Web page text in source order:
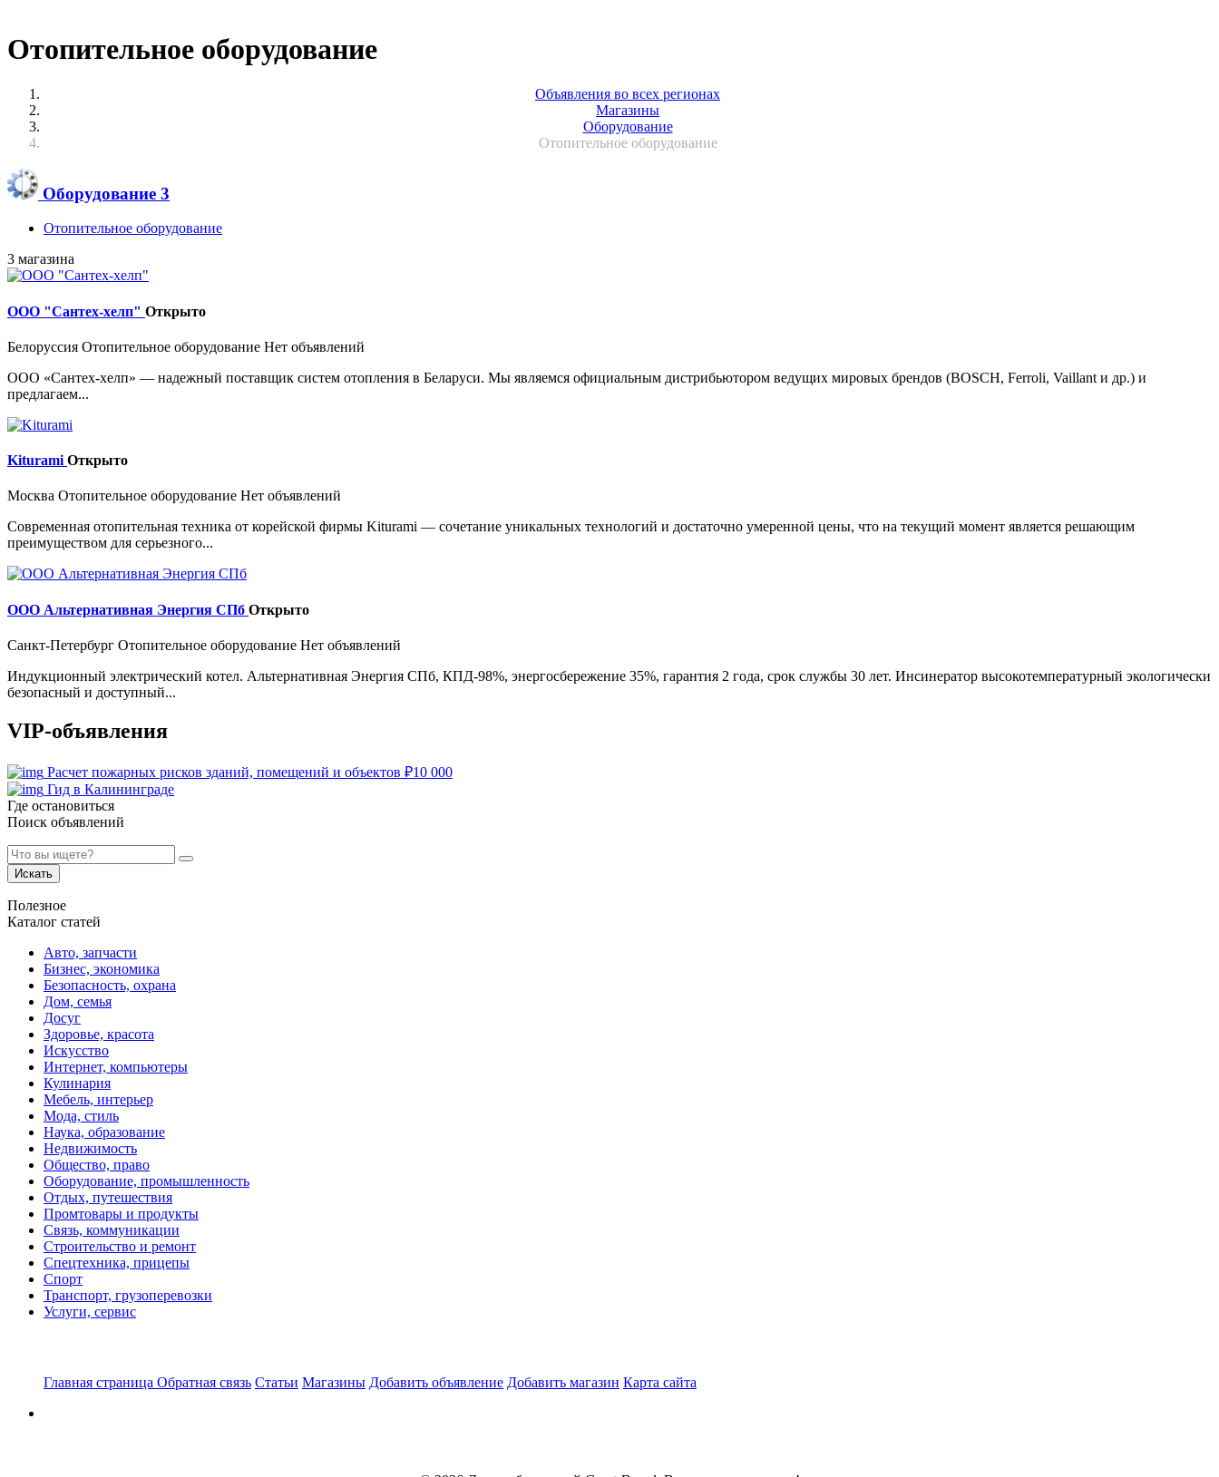
Отопительное оборудование
Объявления во всех регионах
Магазины
Оборудование
Отопительное оборудование
Оборудование 3
Отопительное оборудование
3 магазина
ООО "Сантех-хелп" Открыто
Белоруссия Отопительное оборудование Нет объявлений
ООО «Сантех-хелп» — надежный поставщик систем отопления в Беларуси. Мы являемся официальным дистрибьютором ведущих мировых брендов (BOSCH, Ferroli, Vaillant и др.) и
предлагаем...
Kiturami Открыто
Москва Отопительное оборудование Нет объявлений
Современная отопительная техника от корейской фирмы Kiturami — сочетание уникальных технологий и достаточно умеренной цены, что на текущий момент является решающим
преимуществом для серьезного...
ООО Альтернативная Энергия СПб Открыто
Санкт-Петербург Отопительное оборудование Нет объявлений
Индукционный электрический котел. Альтернативная Энергия СПб, КПД-98%, энергосбережение 35%, гарантия 2 года, срок службы 30 лет. Инсинератор высокотемпературный экологически
безопасный и доступный...
VIP-объявления
Расчет пожарных рисков зданий, помещений и объектов ₽10 000
Гид в Калининграде
Где остановиться
Поиск объявлений
Искать
Полезное
Каталог статей
Авто, запчасти
Бизнес, экономика
Безопасность, охрана
Дом, семья
Досуг
Здоровье, красота
Искусство
Интернет, компьютеры
Кулинария
Мебель, интерьер
Мода, стиль
Наука, образование
Недвижимость
Общество, право
Оборудование, промышленность
Отдых, путешествия
Промтовары и продукты
Связь, коммуникации
Строительство и ремонт
Спецтехника, прицепы
Спорт
Транспорт, грузоперевозки
Услуги, сервис
Главная страница Обратная связь Статьи Магазины Добавить объявление Добавить магазин Карта сайта